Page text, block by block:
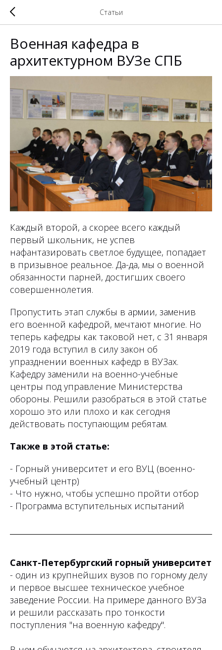
Статьи
Военная кафедра в
архитектурном ВУЗе СПБ
Каждый второй, а скорее всего каждый
первый школьник, не успев
нафантазировать светлое будущее, попадает
в призывное реальное. Да-да, мы о военной
обязанности парней, достигших своего
совершеннолетия.
Пропустить этап службы в армии, заменив
его военной кафедрой, мечтают многие. Но
теперь кафедры как таковой нет, с 31 января
2019 года вступил в силу закон об
упразднении военных кафедр в ВУЗах.
Кафедру заменили на военно-учебные
центры под управление Министерства
обороны. Решили разобраться в этой статье
хорошо это или плохо и как сегодня
действовать поступающим ребятам.
Также в этой статье:
- Горный университет и его ВУЦ (военно-
учебный центр)
- Что нужно, чтобы успешно пройти отбор
- Программа вступительных испытаний
Санкт-Петербургский горный университет
- один из крупнейших вузов по горному делу
и первое высшее техническое учебное
заведение России. На примере данного ВУЗа
и решили рассказать про тонкости
поступления "на военную кафедру".